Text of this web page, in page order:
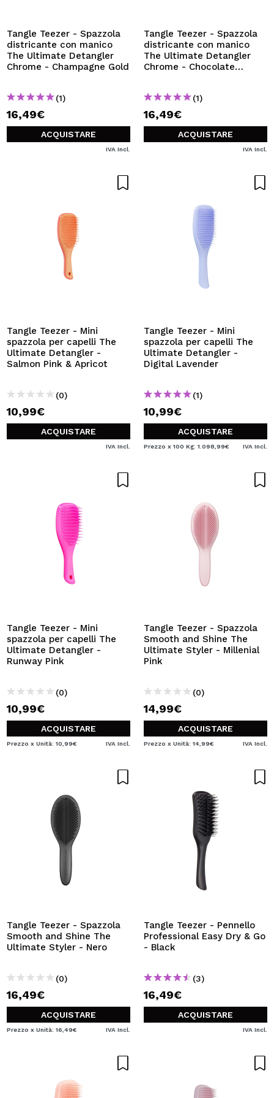
Creando un account su Maquibeauty.it potrai fare i tuoi
acquisti velocemente, controllare lo stato dei tuoi ordini e
consultare le tue operazioni precedenti.
CREARE UN ACCOUNT
Tangle Teezer - Spazzola
districante con manico
The Ultimate Detangler
Chrome - Champagne Gold
(1)
16,49€
ACQUISTARE
IVA Incl.
Tangle Teezer - Spazzola
districante con manico
The Ultimate Detangler
Chrome - Chocolate
(1)
16,49€
ACQUISTARE
IVA Incl.
Tangle Teezer - Mini
spazzola per capelli The
Ultimate Detangler -
Salmon Pink & Apricot
(0)
10,99€
ACQUISTARE
IVA Incl.
Tangle Teezer - Mini
spazzola per capelli The
Ultimate Detangler -
Digital Lavender
(1)
10,99€
ACQUISTARE
Prezzo x 100 Kg: 1.098,99€ IVA Incl.
Tangle Teezer - Mini
spazzola per capelli The
Ultimate Detangler -
Runway Pink
(0)
10,99€
ACQUISTARE
Prezzo x Unità: 10,99€ IVA Incl.
Tangle Teezer - Spazzola
Smooth and Shine The
Ultimate Styler - Millenial
Pink
(0)
14,99€
ACQUISTARE
Prezzo x Unità: 14,99€ IVA Incl.
Tangle Teezer - Spazzola
Smooth and Shine The
Ultimate Styler - Nero
(0)
16,49€
ACQUISTARE
Prezzo x Unità: 16,49€ IVA Incl.
Tangle Teezer - Pennello
Professional Easy Dry & Go
- Black
(3)
16,49€
ACQUISTARE
IVA Incl.